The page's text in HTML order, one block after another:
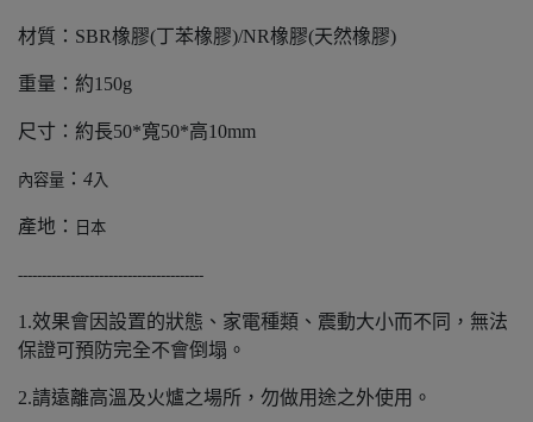
材質：SBR橡膠(丁苯橡膠)/NR橡膠(天然橡膠)
重量：約150g
尺寸：約長50*寬50*高10mm
內容量 ： 4入
產地： 日本
---------------------------------------
1.效果會因設置的狀態、家電種類、震動大小而不同，無法
保證可預防完全不會倒塌。
2.請遠離高溫及火爐之場所，勿做用途之外使用。